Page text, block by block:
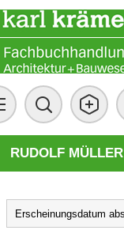
RUDOLF MÜLLER